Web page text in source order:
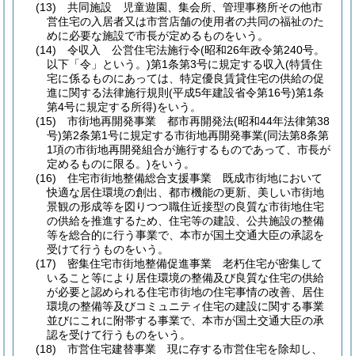
(13)
共同施設 児童遊園、集会所、管理事務所その他市
営住宅の入居者又は市営店舗の使用者の共同の福祉のた
めに必要な施設で市長が定めるものをいう。
(14)
令収入 公営住宅法施行令(昭和26年政令第240号。
以下「令」という。)第1条第3号に規定する収入(特賃住
宅に係るものにあっては、特定優良賃貸住宅の供給の促
進に関する法律施行規則 (平成5年建設省令第16号)第1条
第4号に規定する所得)をいう。
(15)
市街地再開発事業 都市再開発法(昭和44年法律第38
号)第2条第1号に規定する市街地再開発事業(同法第8条第
1項の市街地再開発組合が施行するものであって、市長が
定めるものに限る。)をいう。
(16)
住宅市街地整備総合支援事業 既成市街地において
快適な居住環境の創出、都市機能の更新、美しい市街地
景観の形成等を図りつつ職住近接型の良質な市街地住宅
の供給を推進するため、住宅等の建設、公共施設の整備
等を総合的に行う事業で、本市が国土交通大臣の承認を
受けて行うものをいう。
(17)
密集住宅市街地整備促進事業 老朽住宅が密集して
いること等により居住環境の整備及び良質な住宅の供給
が必要と認められる住宅市街地の住宅事情の改善、居住
環境の整備等及びコミュニティ住宅の建設に関する事業
並びにこれに附帯する事業で、本市が国土交通大臣の承
認を受けて行うものをいう。
(18)
市営住宅建替事業 現に存する市営住宅を除却し、